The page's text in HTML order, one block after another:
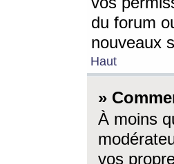
du forum
nouveaux
Haut
»
À moins
vos